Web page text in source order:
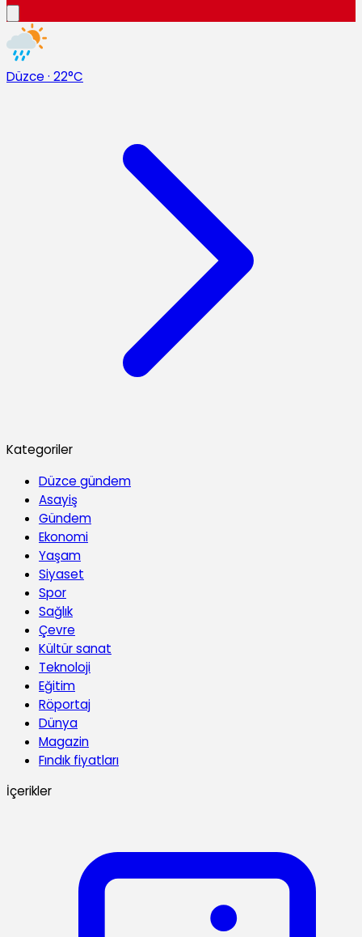
Düzce · 22°C
Kategoriler
Düzce gündem
Asayiş
Gündem
Ekonomi
Yaşam
Siyaset
Spor
Sağlık
Çevre
Kültür sanat
Teknoloji
Eğitim
Röportaj
Dünya
Magazin
Fındık fiyatları
İçerikler